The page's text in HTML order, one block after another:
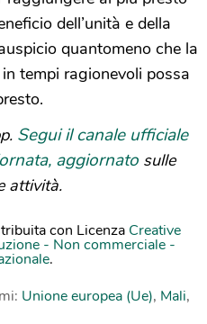
dell’unità e della
quantomeno che la
tempi ragionevoli possa
Segui il canale ufficiale
aggiornato sulle
attività.
con Licenza Creative
- Non commerciale -
.
Unione europea (Ue), Mali,